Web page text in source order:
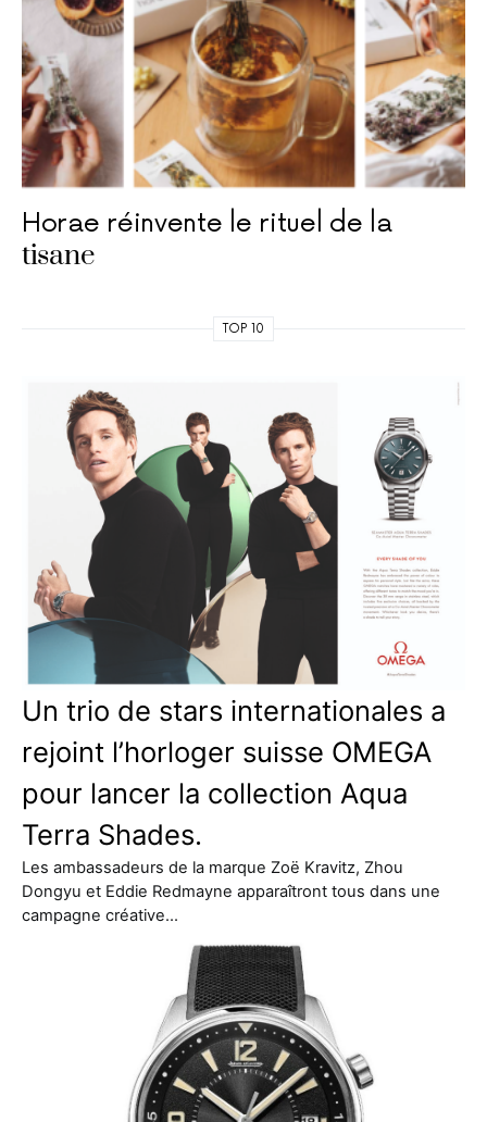
Horae réinvente le rituel de la
tisane
TOP 10
Un trio de stars internationales a
rejoint l’horloger suisse OMEGA
pour lancer la collection Aqua
Terra Shades.
Les ambassadeurs de la marque Zoë Kravitz, Zhou
Dongyu et Eddie Redmayne apparaîtront tous dans une
campagne créative…